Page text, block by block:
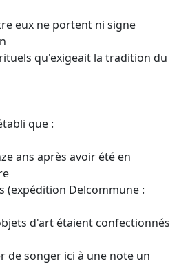
eux ne portent ni signe
qu'exigeait la tradition du
que :
ans après avoir été en
(expédition Delcommune :
d'art étaient confectionnés
de songer ici à une note un